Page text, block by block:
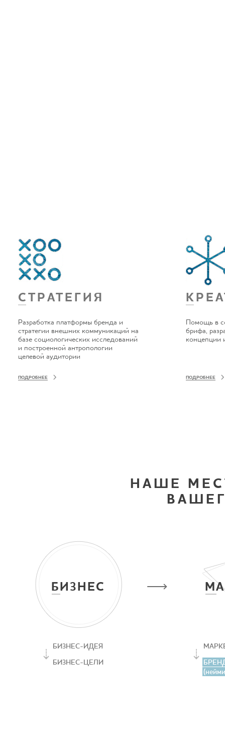
СТРАТЕГИЯ
Разработка платформы бренда и
стратегии внешних коммуникаций на
базе социологических исследований
и построенной антропологии
целевой аудитории
ПОДРОБНЕЕ
Помощь в
брифа,
концепции
ПОДРОБНЕЕ
НАШЕ
БИЗНЕС
БИЗНЕС-ИДЕЯ
БИЗНЕС-ЦЕЛИ